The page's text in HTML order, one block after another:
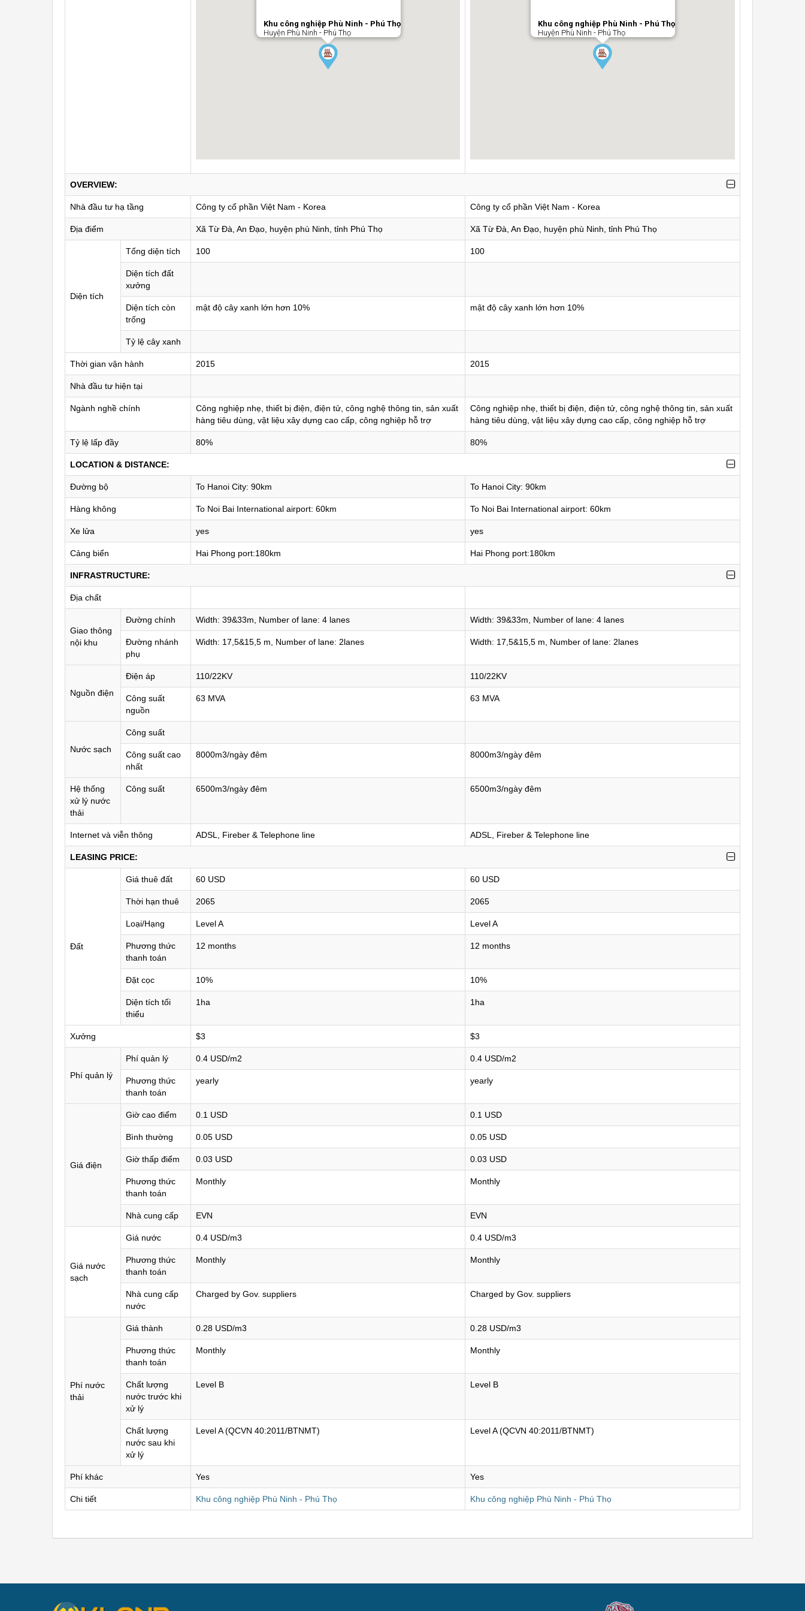
Khu công nghiệp Phù Ninh - Phú Thọ
Huyện Phù Ninh - Phú Thọ
Khu công nghiệp Phù Ninh - Phú Thọ
Huyện Phù Ninh - Phú Thọ
OVERVIEW:
Nhà đầu tư hạ tầng Công ty cổ phần Việt Nam - Korea Công ty cổ phần Việt Nam - Korea
Địa điểm Xã Từ Đà, An Đạo, huyện phù Ninh, tỉnh Phú Thọ Xã Từ Đà, An Đạo, huyện phù Ninh, tỉnh Phú Thọ
Diện tích
Tổng diện tích 100 100
Diện tích đất
xưởng
Diện tích còn
trống
mật độ cây xanh lớn hơn 10% mật độ cây xanh lớn hơn 10%
Tỷ lệ cây xanh
Thời gian vận hành 2015 2015
Nhà đầu tư hiện tại
Ngành nghề chính
Công nghiệp nhẹ, thiết bị điện, điện tử, công nghệ thông tin, sản xuất
hàng tiêu dùng, vật liệu xây dựng cao cấp, công nghiệp hỗ trợ
Công nghiệp nhẹ, thiết bị điện, điện tử, công nghệ thông tin, sản xuất
hàng tiêu dùng, vật liệu xây dựng cao cấp, công nghiệp hỗ trợ
Tỷ lệ lấp đầy 80% 80%
LOCATION & DISTANCE:
Đường bộ To Hanoi City: 90km To Hanoi City: 90km
Hàng không To Noi Bai International airport: 60km To Noi Bai International airport: 60km
Xe lửa yes yes
Cảng biển Hai Phong port:180km Hai Phong port:180km
INFRASTRUCTURE:
Địa chất
Giao thông
nội khu
Đường chính Width: 39&33m, Number of lane: 4 lanes Width: 39&33m, Number of lane: 4 lanes
Đường nhánh
phụ
Width: 17,5&15,5 m, Number of lane: 2lanes Width: 17,5&15,5 m, Number of lane: 2lanes
Nguồn điện
Điện áp 110/22KV 110/22KV
Công suất
nguồn
63 MVA 63 MVA
Nước sạch
Công suất
Công suất cao
nhất
8000m3/ngày đêm 8000m3/ngày đêm
Hệ thống
xử lý nước
thải
Công suất 6500m3/ngày đêm 6500m3/ngày đêm
Internet và viễn thông ADSL, Fireber & Telephone line ADSL, Fireber & Telephone line
LEASING PRICE:
Đất
Giá thuê đất 60 USD 60 USD
Thời hạn thuê 2065 2065
Loại/Hạng Level A Level A
Phương thức
thanh toán
12 months 12 months
Đặt cọc 10% 10%
Diện tích tối
thiểu
1ha 1ha
Xưởng $3 $3
Phí quản lý
Phí quản lý 0.4 USD/m2 0.4 USD/m2
Phương thức
thanh toán
yearly yearly
Giá điện
Giờ cao điểm 0.1 USD 0.1 USD
Bình thường 0.05 USD 0.05 USD
Giờ thấp điểm 0.03 USD 0.03 USD
Phương thức
thanh toán
Monthly Monthly
Nhà cung cấp EVN EVN
Giá nước
sạch
Giá nước 0.4 USD/m3 0.4 USD/m3
Phương thức
thanh toán
Monthly Monthly
Nhà cung cấp
nước
Charged by Gov. suppliers Charged by Gov. suppliers
Phí nước
thải
Giá thành 0.28 USD/m3 0.28 USD/m3
Phương thức
thanh toán
Monthly Monthly
Chất lượng
nước trước khi
xử lý
Level B Level B
Chất lượng
nước sau khi
xử lý
Level A (QCVN 40:2011/BTNMT) Level A (QCVN 40:2011/BTNMT)
Phí khác Yes Yes
Chi tiết Khu công nghiệp Phù Ninh - Phú Thọ Khu công nghiệp Phù Ninh - Phú Thọ